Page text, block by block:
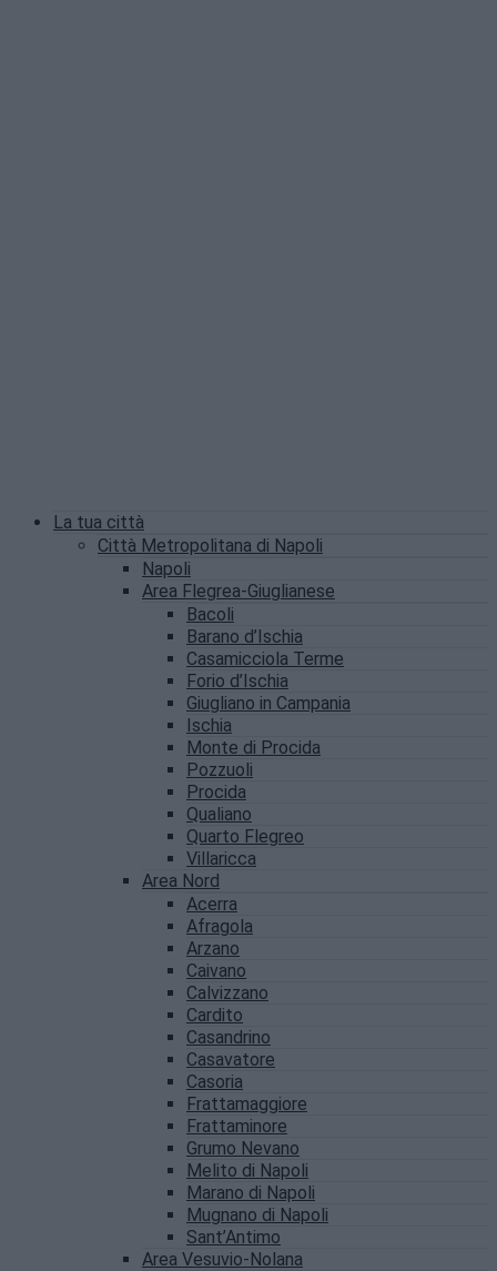
La tua città
Città Metropolitana di Napoli
Napoli
Area Flegrea-Giuglianese
Bacoli
Barano d’Ischia
Casamicciola Terme
Forio d’Ischia
Giugliano in Campania
Ischia
Monte di Procida
Pozzuoli
Procida
Qualiano
Quarto Flegreo
Villaricca
Area Nord
Acerra
Afragola
Arzano
Caivano
Calvizzano
Cardito
Casandrino
Casavatore
Casoria
Frattamaggiore
Frattaminore
Grumo Nevano
Melito di Napoli
Marano di Napoli
Mugnano di Napoli
Sant’Antimo
Area Vesuvio-Nolana